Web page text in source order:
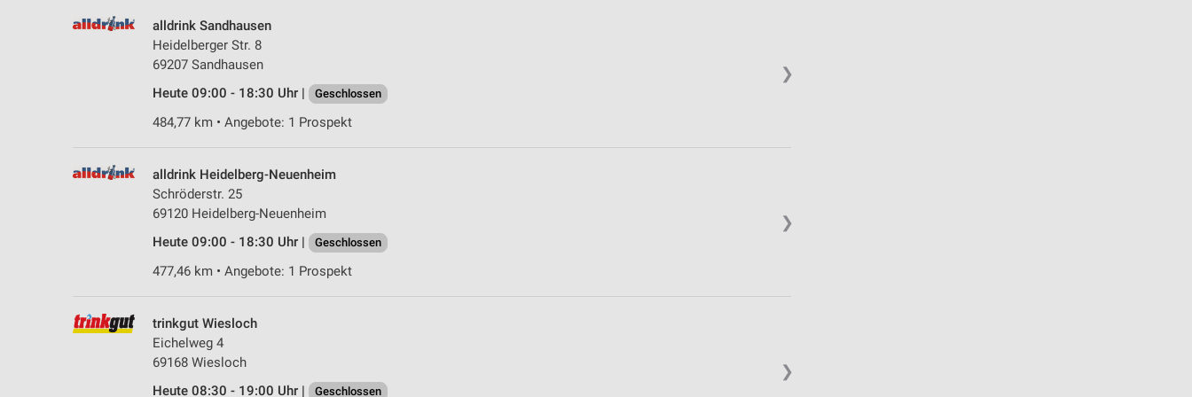
❯
alldrink Sandhausen
Heidelberger Str. 8
69207 Sandhausen
Heute 09:00 - 18:30 Uhr |
Geschlossen
484,77 km • Angebote: 1 Prospekt
❯
alldrink Heidelberg-Neuenheim
Schröderstr. 25
69120 Heidelberg-Neuenheim
Heute 09:00 - 18:30 Uhr |
Geschlossen
477,46 km • Angebote: 1 Prospekt
❯
trinkgut Wiesloch
Eichelweg 4
69168 Wiesloch
Heute 08:30 - 19:00 Uhr |
Geschlossen